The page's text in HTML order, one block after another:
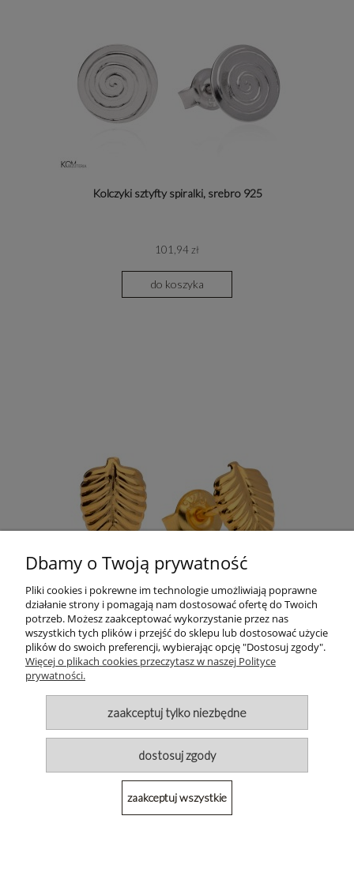
Kolczyki sztyfty spiralki, srebro 925
101,94 zł
do koszyka
Kolczyki sztyfty listki, pozłacane srebro 925
do koszyka
Dbamy o Twoją prywatność
Pliki cookies i pokrewne im technologie umożliwiają poprawne
działanie strony i pomagają nam dostosować ofertę do Twoich
potrzeb. Możesz zaakceptować wykorzystanie przez nas
wszystkich tych plików i przejść do sklepu lub dostosować użycie
plików do swoich preferencji, wybierając opcję "Dostosuj zgody".
Więcej o plikach cookies przeczytasz w naszej Polityce
prywatności.
zaakceptuj tylko niezbędne
dostosuj zgody
zaakceptuj wszystkie